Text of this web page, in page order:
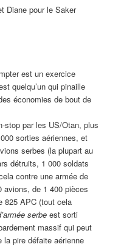
Diane pour le Saker
est un exercice
quelqu’un qui pinaille
économies de bout de
stop par les US/Otan, plus
sorties aériennes, et
serbes (la plupart au
détruits, 1 000 soldats
contre une armée de
avions, de 1 400 pièces
825 APC (tout cela
serbeest sorti
massif qui peut
la pire défaite aérienne